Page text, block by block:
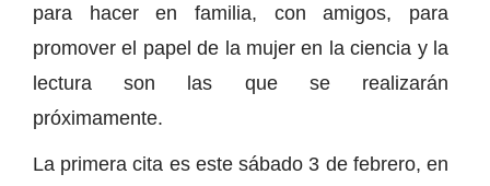
para hacer en familia, con amigos, para
promover el papel de la mujer en la ciencia y la
lectura son las que se realizarán
próximamente.
La primera cita es este sábado 3 de febrero, en